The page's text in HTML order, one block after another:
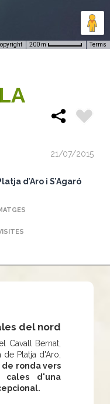
200 m Terms
21/07/2015
d’Aro i S’Agaró
del nord
Cavall Bernat,
Platja d'Aro,
ronda vers
cales d'una